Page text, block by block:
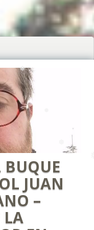
❅
❅
BUQUE
JUAN
–
LA